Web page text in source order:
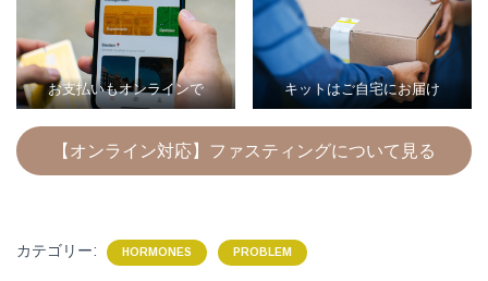
お支払いもオンラインで キットはご自宅にお届け
【オンライン対応】ファスティングについて見る
カテゴリー: HORMONES PROBLEM